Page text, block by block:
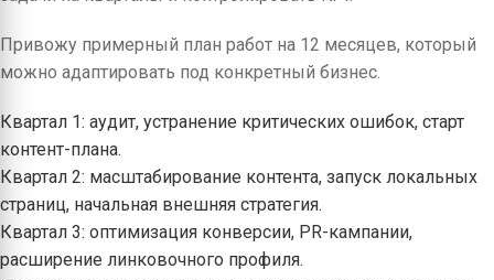
Привожу примерный план работ на 12 месяцев, который
можно адаптировать под конкретный бизнес.
Квартал 1: аудит, устранение критических ошибок, старт
контент-плана.
Квартал 2: масштабирование контента, запуск локальных
страниц, начальная внешняя стратегия.
Квартал 3: оптимизация конверсии, PR-кампании,
расширение линковочного профиля.